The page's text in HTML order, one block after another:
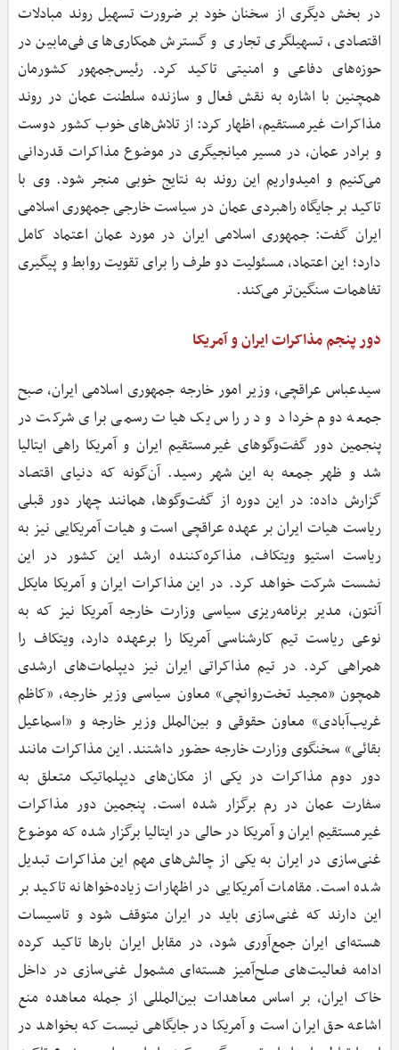
در بخش دیگری از سخنان خود بر ضرورت تسهیل روند مبادلات
اقتصادی، تسهیلگری تجاری و گسترش همکاری‌های فی‌مابین در
حوزه‌های دفاعی و امنیتی تاکید کرد. رئیس‌جمهور کشورمان
همچنین با اشاره به نقش فعال و سازنده سلطنت عمان در روند
مذاکرات غیرمستقیم، اظهار کرد: از تلاش‌های خوب کشور دوست
و برادر عمان، در مسیر میانجیگری در موضوع مذاکرات قدردانی
می‌کنیم و امیدواریم این روند به نتایج خوبی منجر شود. وی با
تاکید بر جایگاه راهبردی عمان در سیاست خارجی جمهوری اسلامی
ایران گفت: جمهوری اسلامی ایران در مورد عمان اعتماد کامل
دارد؛ این اعتماد، مسئولیت دو طرف را برای تقویت روابط و پیگیری
تفاهمات سنگین‌تر می‌کند.
دور پنجم مذاکرات ایران و آمریکا
سیدعباس عراقچی، وزیر امور خارجه جمهوری اسلامی ایران، صبح
جمعه دوم خرداد و در راس یک هیات رسمی برای شرکت در
پنجمین دور گفت‌وگوهای غیرمستقیم ایران و آمریکا راهی ایتالیا
شد و ظهر جمعه به این شهر رسید. آن‌گونه که دنیای اقتصاد
گزارش داده: در این دوره از گفت‌وگوها، همانند چهار دور قبلی
ریاست هیات ایران بر عهده عراقچی است و هیات آمریکایی نیز به
ریاست استیو ویتکاف، مذاکره‌کننده ارشد این کشور در این
نشست شرکت خواهد کرد. در این مذاکرات ایران و آمریکا مایکل
آنتون، مدیر برنامه‌ریزی سیاسی وزارت خارجه آمریکا نیز که به
نوعی ریاست تیم کارشناسی آمریکا را برعهده دارد، ویتکاف را
همراهی کرد. در تیم مذاکراتی ایران نیز دیپلمات‌های ارشدی
همچون «مجید تخت‌روانچی» معاون سیاسی وزیر خارجه، «کاظم
غریب‌آبادی» معاون حقوقی و بین‌الملل وزیر خارجه و «اسماعیل
بقائی» سخنگوی وزارت خارجه حضور داشتند. این مذاکرات مانند
دور دوم مذاکرات در یکی از مکان‌های دیپلماتیک متعلق به
سفارت عمان در رم برگزار شده است. پنجمین دور مذاکرات
غیرمستقیم ایران و آمریکا در حالی در ایتالیا برگزار شده که موضوع
غنی‌سازی در ایران به یکی از چالش‌های مهم این مذاکرات تبدیل
شده است. مقامات آمریکایی در اظهارات زیاده‌خواهانه تاکید بر
این دارند که غنی‌سازی باید در ایران متوقف شود و تاسیسات
هسته‌ای ایران جمع‌آوری شود، در مقابل ایران بارها تاکید کرده
ادامه فعالیت‌های صلح‌آمیز هسته‌ای مشمول غنی‌سازی در داخل
خاک ایران، بر اساس معاهدات بین‌المللی از جمله معاهده منع
اشاعه حق ایران است و آمریکا در جایگاهی نیست که بخواهد در